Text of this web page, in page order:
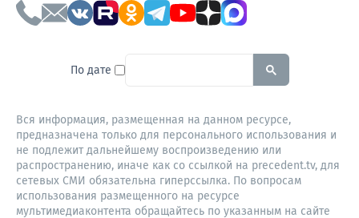
По дате To search this site, enter a
Вся информация, размещенная на данном ресурсе,
предназначена только для персонального использования и
не подлежит дальнейшему воспроизведению или
распространению, иначе как со ссылкой на precedent.tv, для
сетевых СМИ обязательна гиперссылка. По вопросам
использования размещенного на ресурсе
мультимедиаконтента обращайтесь по указанным на сайте